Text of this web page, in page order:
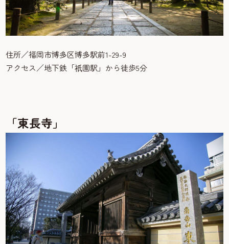
住所／福岡市博多区博多駅前1-29-9
アクセス／地下鉄「祇園駅」から徒歩5分
「東長寺」